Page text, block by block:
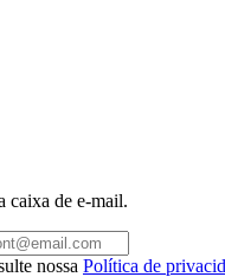
caixa de e-mail.
nossa Política de